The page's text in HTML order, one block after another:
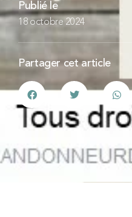
Publié le
18 octobre 2024
Partager cet article